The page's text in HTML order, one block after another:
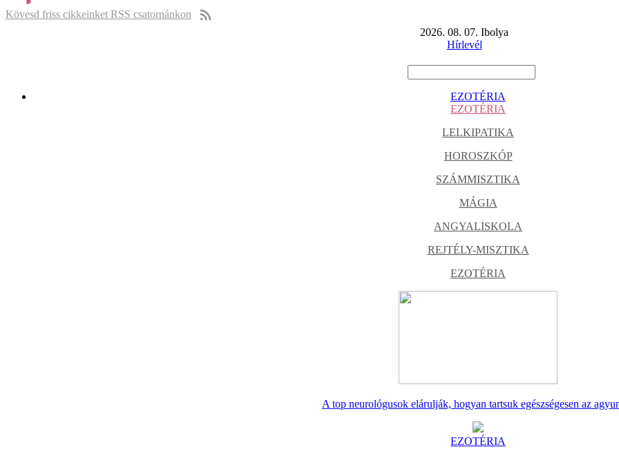
Kövesd friss cikkeinket RSS csatornánkon
2026. 08. 07. Ibolya
Hírlevél
EZOTÉRIA
EZOTÉRIA
LELKIPATIKA
HOROSZKÓP
SZÁMMISZTIKA
MÁGIA
ANGYALISKOLA
REJTÉLY-MISZTIKA
EZOTÉRIA
A top neurológusok elárulják, hogyan tartsuk egészségesen az
EZOTÉRIA